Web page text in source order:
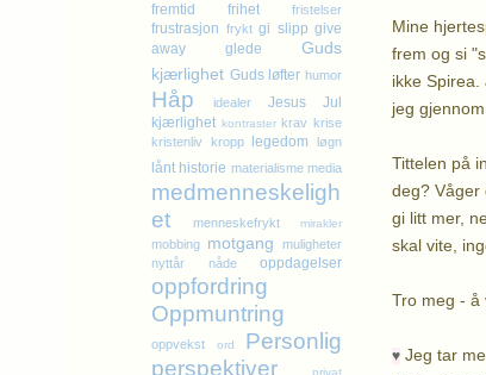
Mine
frem og si
ikke
jeg
Tittelen på
deg? Våger
gi litt mer,
skal vite,
Tro meg - å
♥ Jeg tar
fremtid
frihet fristelser
frustrasjon frykt gi slipp give
away
glede
Guds
kjærlighet Guds løfter humor
Håp idealer Jesus
Jul
kjærlighet kontraster krav krise
kristenliv kropp legedom løgn
lånt historie materialisme media
medmenneskeligh
et
menneskefrykt mirakler
mobbing motgang
muligheter
nyttår
nåde oppdagelser
oppfordring
Oppmuntring
oppvekst ord
Personlig
perspektiver
privat